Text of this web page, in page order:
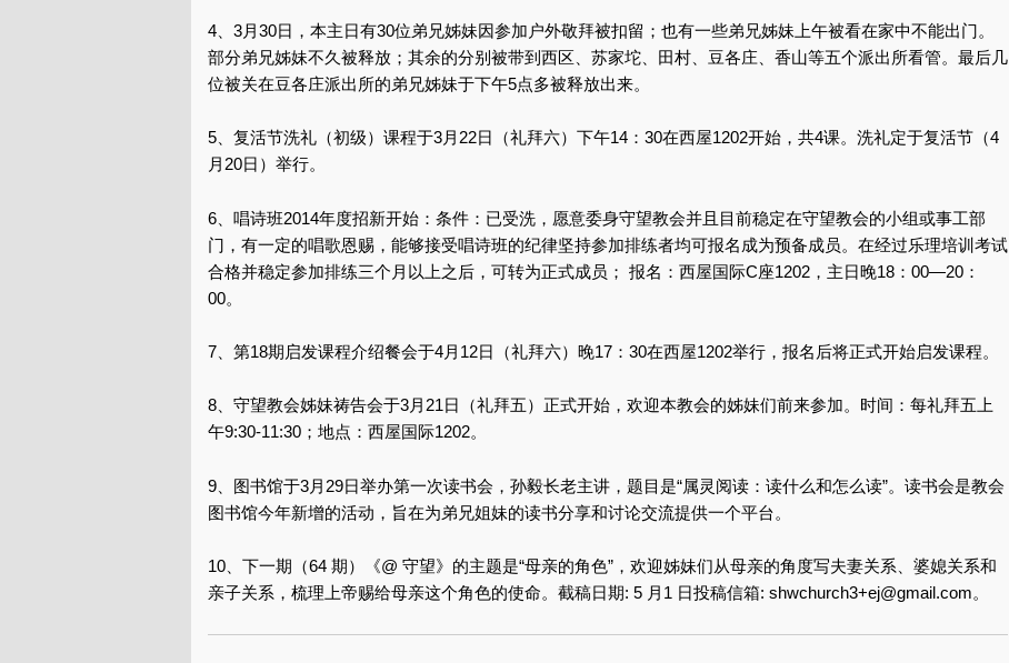
4、3月30日，本主日有30位弟兄姊妹因参加户外敬拜被扣留；也有一些弟兄姊妹上午被看在家中不能出门。
部分弟兄姊妹不久被释放；其余的分别被带到西区、苏家坨、田村、豆各庄、香山等五个派出所看管。最后几
位被关在豆各庄派出所的弟兄姊妹于下午5点多被释放出来。
5、复活节洗礼（初级）课程于3月22日（礼拜六）下午14：30在西屋1202开始，共4课。洗礼定于复活节（4
月20日）举行。
6、唱诗班2014年度招新开始：条件：已受洗，愿意委身守望教会并且目前稳定在守望教会的小组或事工部
门，有一定的唱歌恩赐，能够接受唱诗班的纪律坚持参加排练者均可报名成为预备成员。在经过乐理培训考试
合格并稳定参加排练三个月以上之后，可转为正式成员； 报名：西屋国际C座1202，主日晚18：00—20：
00。
7、第18期启发课程介绍餐会于4月12日（礼拜六）晚17：30在西屋1202举行，报名后将正式开始启发课程。
8、守望教会姊妹祷告会于3月21日（礼拜五）正式开始，欢迎本教会的姊妹们前来参加。时间：每礼拜五上
午9:30-11:30；地点：西屋国际1202。
9、图书馆于3月29日举办第一次读书会，孙毅长老主讲，题目是“属灵阅读：读什么和怎么读”。读书会是教会
图书馆今年新增的活动，旨在为弟兄姐妹的读书分享和讨论交流提供一个平台。
10、下一期（64 期）《@ 守望》的主题是“母亲的角色”，欢迎姊妹们从母亲的角度写夫妻关系、婆媳关系和
亲子关系，梳理上帝赐给母亲这个角色的使命。截稿日期: 5 月1 日投稿信箱: shwchurch3+ej@gmail.com。